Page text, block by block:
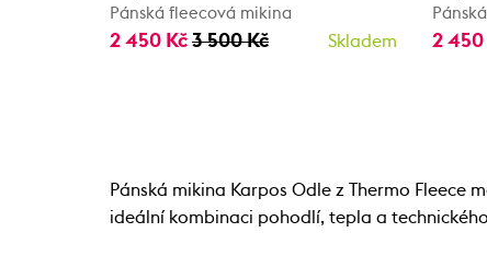
Pánská fleecová mikina
2 450 Kč 3 500 Kč Skladem 2 450
Pánská mikina Karpos Odle z Thermo
ideální kombinaci pohodlí, tepla a